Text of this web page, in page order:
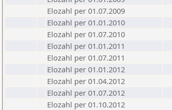
Elozahl per 01.07.2009
Elozahl per 01.01.2010
Elozahl per 01.07.2010
Elozahl per 01.01.2011
Elozahl per 01.07.2011
Elozahl per 01.01.2012
Elozahl per 01.04.2012
Elozahl per 01.07.2012
Elozahl per 01.10.2012